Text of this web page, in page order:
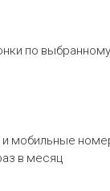
по
мобильные
в месяц